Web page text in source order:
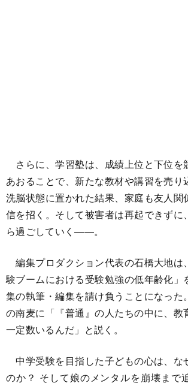
さらに、学習塾は、成績上位と下位を
あおることで、新たな教材や講習を売り
洗脳状態に置かれた結果、家庭も友人関
信を招く。そして被害者は再起できずに
ら過ごしていく――。
編集プロダクション代表の石橋大地は
験ブームにおける受験勉強の低年齢化」
集の執筆・編集を請け負うことになった
の南麦に「『普通』の人たちの中に、教
一定数いるんだ」と説く。
中学受験を目指した子どもの心は、な
のか？ そして娘のメンタルを崩壊まで